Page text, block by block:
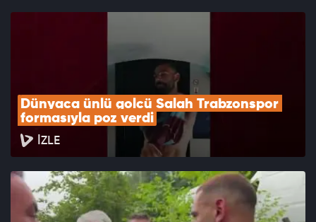
Dünyaca ünlü golcü Salah Trabzonspor
formasıyla poz verdi
İZLE